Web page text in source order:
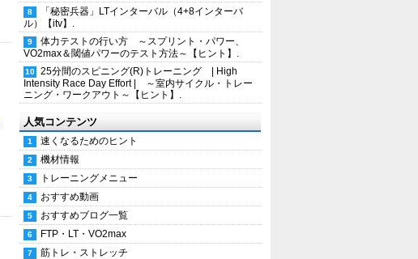
「秘密兵器」LTインターバル（4+8インターバ
ル）【itv】.
体力テストの行い方 ～スプリント・パワー、
VO2max＆閾値パワーのテスト方法～【ヒント】.
25分間のスピニング(R)トレーニング | High
Intensity Race Day Effort | ～室内サイクル・トレー
ニング・ワークアウト～【ヒント】.
人気コンテンツ
速くなるためのヒント
機材情報
トレーニングメニュー
おすすめ動画
おすすめブログ一覧
FTP・LT・VO2max
筋トレ・ストレッチ